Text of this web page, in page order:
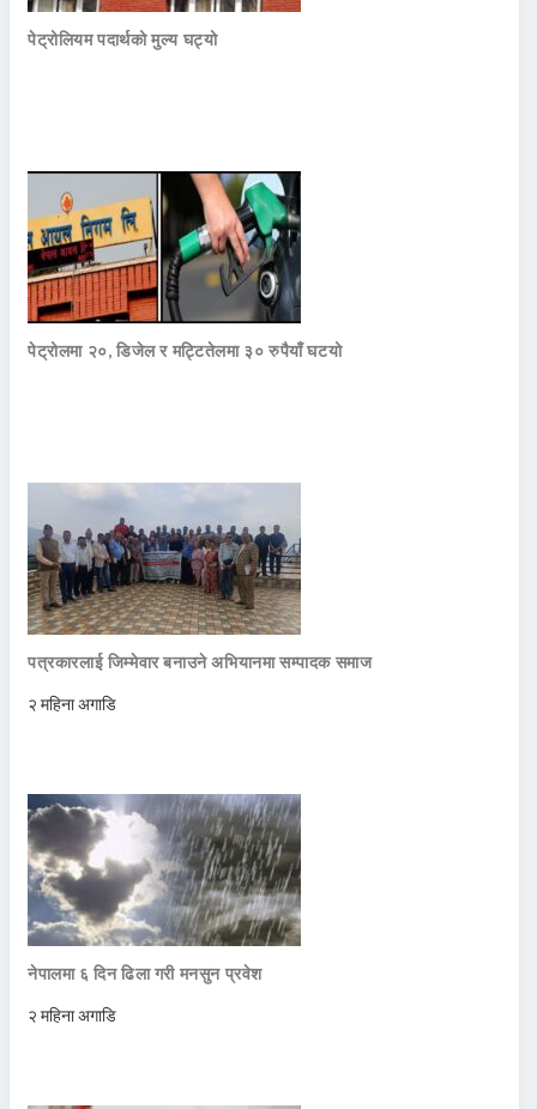
पेट्रोलियम पदार्थको मुल्य घट्यो
पेट्रोलमा २०, डिजेल र मट्टितेलमा ३० रुपैयाँ घटयो
पत्रकारलाई जिम्मेवार बनाउने अभियानमा सम्पादक समाज
२ महिना अगाडि
नेपालमा ६ दिन ढिला गरी मनसुन प्रवेश
२ महिना अगाडि